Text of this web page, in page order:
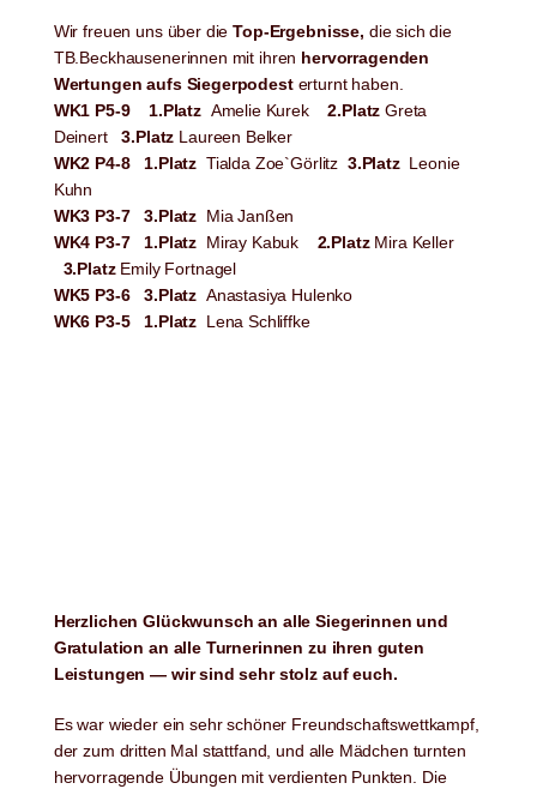
Wir freuen uns über dieTop-Ergebnisse, die sich die
TB.Beckhausenerinnen mit ihren hervorragenden
Wertungen aufs Siegerpodesterturnt haben.
WK1 P5-9
1.Platz Amelie Kurek2.PlatzGreta
Deinert3.Platz Laureen Belker
WK2 P4-81.Platz Tialda Zoe`Görlitz 3.Platz Leonie
Kuhn
WK3 P3-73.Platz Mia Janßen
WK4 P3-71.Platz Miray Kabuk 2.Platz Mira Keller
3.Platz Emily Fortnagel
WK5 P3-63.Platz Anastasiya Hulenko
WK6 P3-51.Platz Lena Schliffke
Herzlichen Glückwunsch an alle Siegerinnen und
Gratulation an alle Turnerinnen zu ihren guten
Leistungen — wir sind sehr stolz auf euch.
Es war wieder ein sehr schöner Freundschaftswettkampf,
der zum dritten Mal stattfand, und alle Mädchen turnten
hervorragende Übungen mit verdienten Punkten. Die